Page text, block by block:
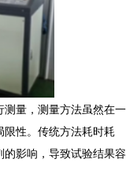
量，测量方法虽然在一
性。传统方法耗时耗
影响，导致试验结果容